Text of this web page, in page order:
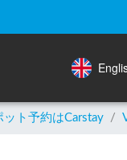
ト予約はCarstay /